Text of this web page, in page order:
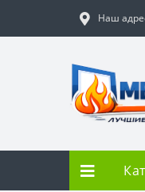
Наш